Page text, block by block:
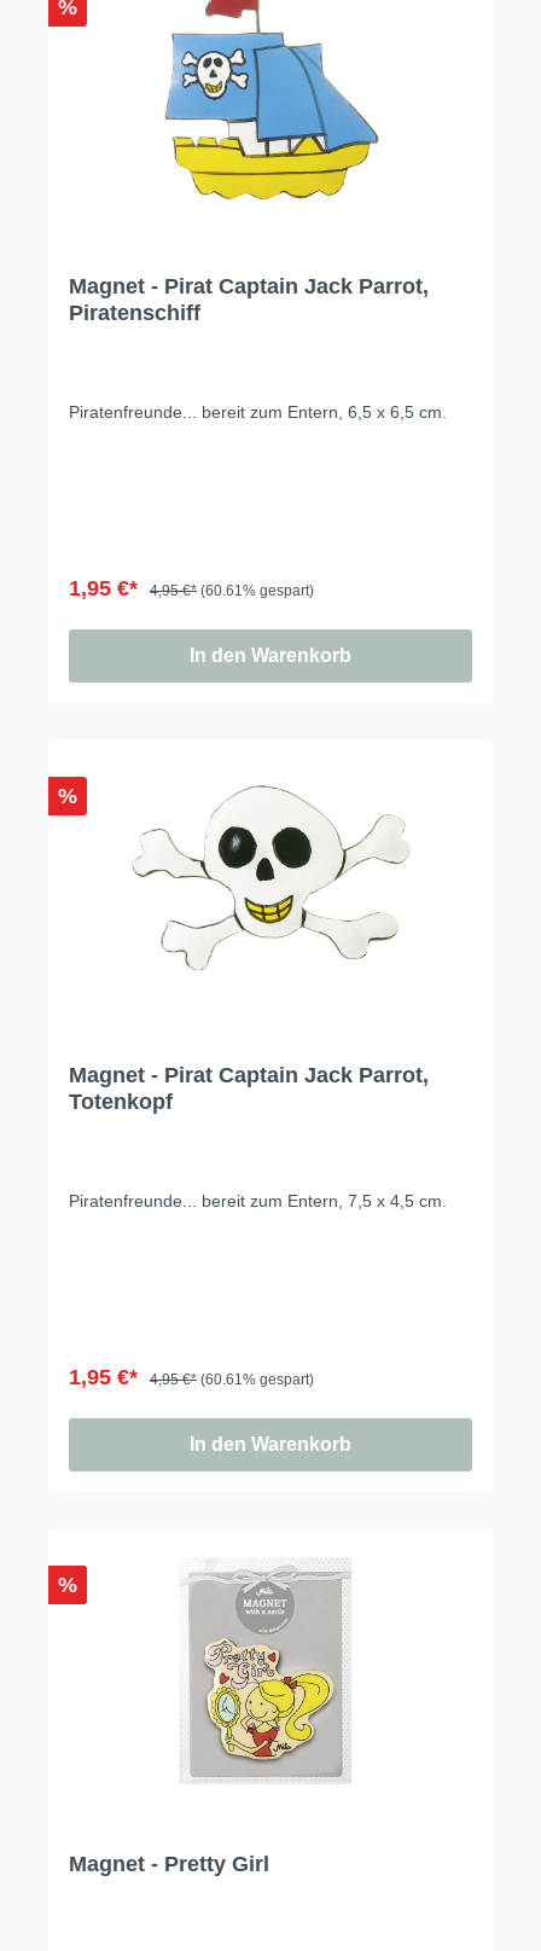
%
Magnet - Pirat Captain Jack Parrot,
Piratenschiff
Piratenfreunde... bereit zum Entern, 6,5 x 6,5 cm.
1,95 €* 4,95 €* (60.61% gespart)
In den Warenkorb
%
Magnet - Pirat Captain Jack Parrot,
Totenkopf
Piratenfreunde... bereit zum Entern, 7,5 x 4,5 cm.
1,95 €* 4,95 €* (60.61% gespart)
In den Warenkorb
%
Magnet - Pretty Girl